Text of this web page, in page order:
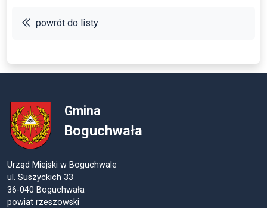
powrót do listy
Gmina
Boguchwała
Urząd Miejski w Boguchwale
ul. Suszyckich 33
36-040 Boguchwała
powiat rzeszowski